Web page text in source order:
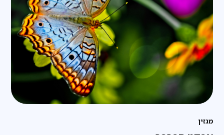
מגזין